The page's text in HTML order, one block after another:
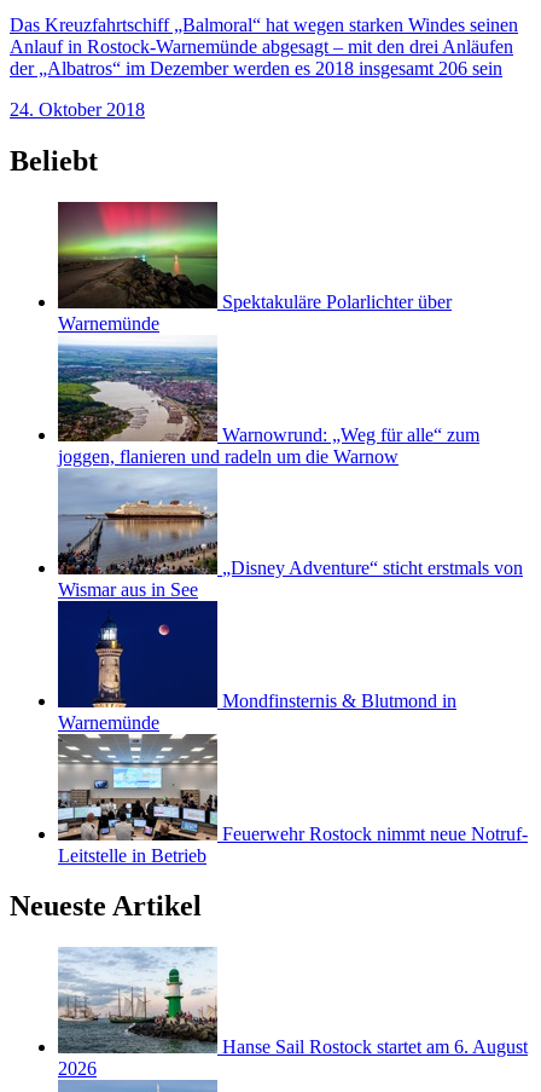
Das Kreuzfahrtschiff „Balmoral“ hat wegen starken Windes seinen
Anlauf in Rostock-Warnemünde abgesagt – mit den drei Anläufen
der „Albatros“ im Dezember werden es 2018 insgesamt 206 sein
24. Oktober 2018
Beliebt
Spektakuläre Polarlichter über
Warnemünde
Warnowrund: „Weg für alle“ zum
joggen, flanieren und radeln um die Warnow
„Disney Adventure“ sticht erstmals von
Wismar aus in See
Mondfinsternis & Blutmond in
Warnemünde
Feuerwehr Rostock nimmt neue Notruf-
Leitstelle in Betrieb
Neueste Artikel
Hanse Sail Rostock startet am 6. August
2026